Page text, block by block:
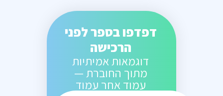
דפדפו בספר לפני
הרכישה
דוגמאות אמיתיות
מתוך החוברת —
עמוד אחר עמוד